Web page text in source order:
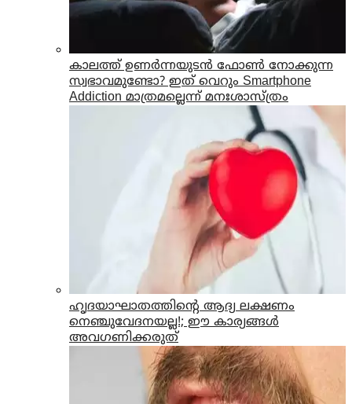
കാലത്ത് ഉണർന്നയുടൻ ഫോൺ നോക്കുന്ന
സ്വഭാവമുണ്ടോ? ഇത് വെറും Smartphone
Addiction മാത്രമല്ലെന്ന് മനഃശാസ്ത്രം
ഹൃദയാഘാതത്തിന്റെ ആദ്യ ലക്ഷണം
നെഞ്ചുവേദനയല്ല!; ഈ കാര്യങ്ങൾ
അവഗണിക്കരുത്